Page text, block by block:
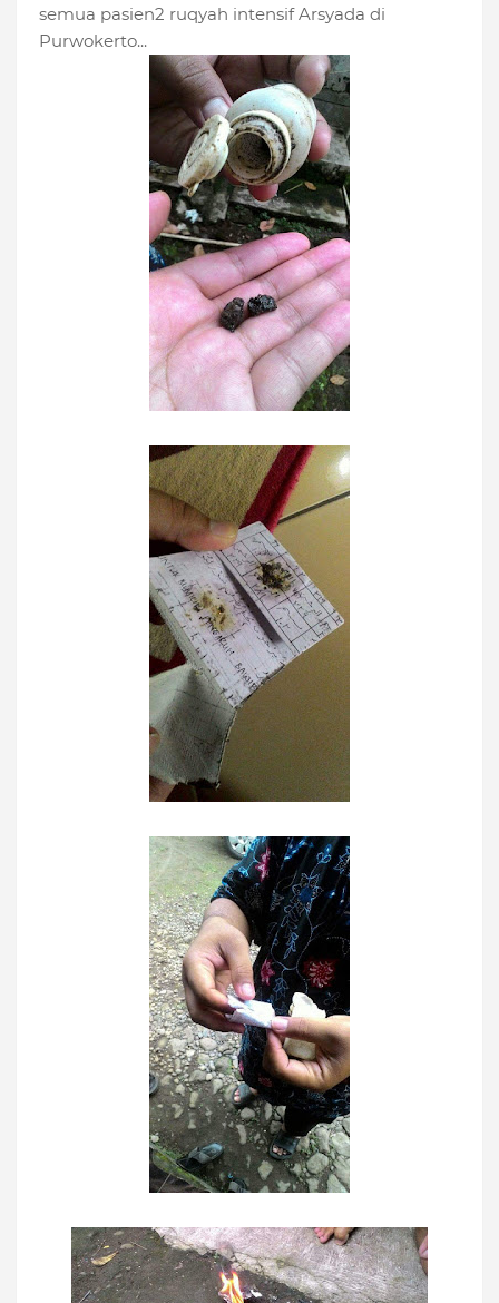
semua pasien2 ruqyah intensif Arsyada di
Purwokerto...